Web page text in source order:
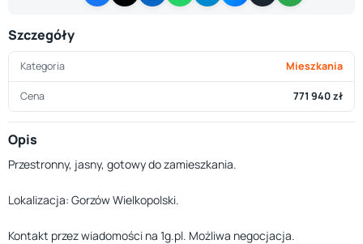
Szczegóły
Kategoria Mieszkania
Cena 771 940 zł
Opis
Przestronny, jasny, gotowy do zamieszkania.
Lokalizacja: Gorzów Wielkopolski.
Kontakt przez wiadomości na 1g.pl. Możliwa negocjacja.